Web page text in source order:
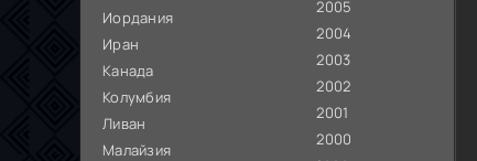
Иордания
Иран
Канада
Колумбия
Ливан
Малайзия
2005
2004
2003
2002
2001
2000